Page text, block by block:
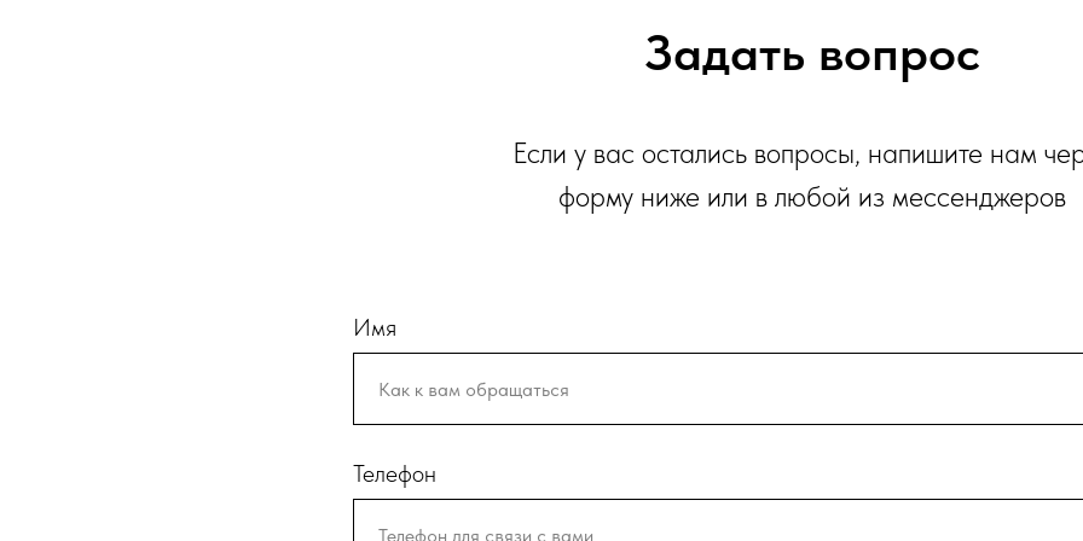
Задать вопрос
Если у вас остались вопросы, напишите нам
форму ниже или в любой из мессенджеров
Имя
Телефон